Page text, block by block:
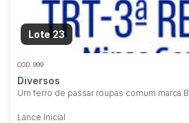
Lote 23
COD. 999
Diversos
Um ferro de passar roupas comum marca
Lance Inicial